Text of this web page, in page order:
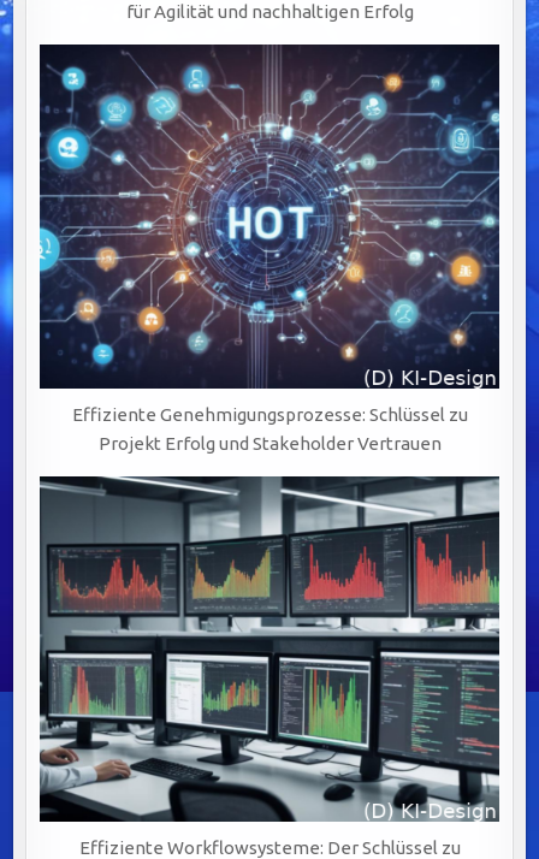
für Agilität und nachhaltigen Erfolg
Effiziente Genehmigungsprozesse: Schlüssel zu
Projekt Erfolg und Stakeholder Vertrauen
Effiziente Workflowsysteme: Der Schlüssel zu